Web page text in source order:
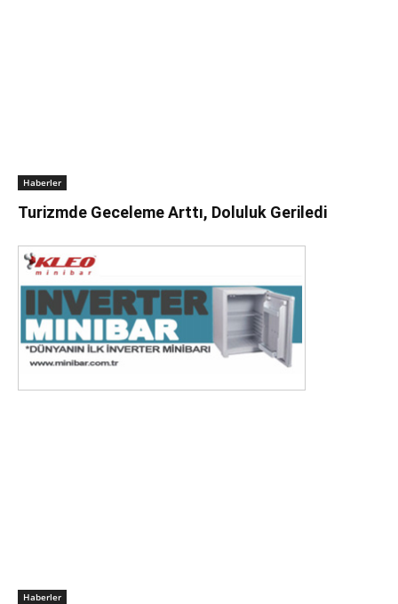
Haberler
Turizmde Geceleme Arttı, Doluluk Geriledi
Haberler